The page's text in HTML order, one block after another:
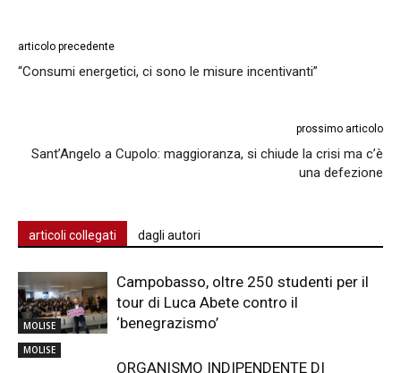
articolo precedente
“Consumi energetici, ci sono le misure incentivanti”
prossimo articolo
Sant’Angelo a Cupolo: maggioranza, si chiude la crisi ma c’è
una defezione
articoli collegati dagli autori
MOLISE
Campobasso, oltre 250 studenti per il
tour di Luca Abete contro il
‘benegrazismo’
MOLISE
ORGANISMO INDIPENDENTE DI